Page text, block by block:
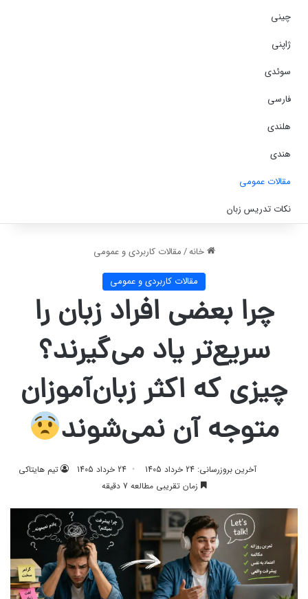
چینی
ژاپنی
سوئدی
فارسی
هلندی
هندی
مقالات عمومی
نکات تدریس زبان
خانه/مقالات کاربردی و عمومی
مقالات کاربردی و عمومی
چرا بعضی افراد زبان را
سریع‌تر یاد می‌گیرند؟
چیزی که اکثر زبان‌آموزان
متوجه آن نمی‌شوند
تیم هایتاکی 24 خرداد 1405
آخرین بروزرسانی: 24 خرداد 1405
زمان تقریبی مطالعه 7 دقیقه